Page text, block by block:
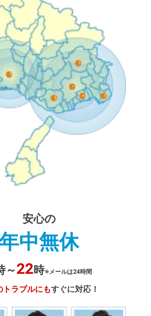
安心の
中無休
～22 時※メールは24時間
トラブルにもすぐに対応！